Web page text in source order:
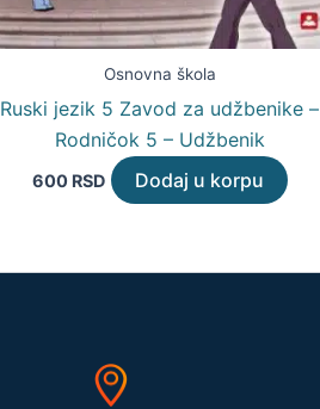
Osnovna škola
Ruski jezik 5 Zavod za udžbenike –
Rodničok 5 – Udžbenik
600 RSD Dodaj u korpu